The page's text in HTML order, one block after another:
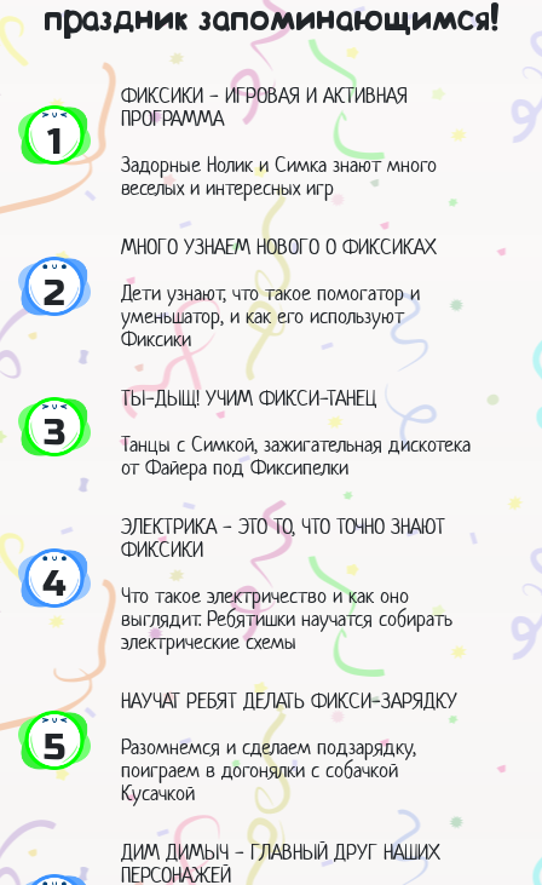
праздник запоминающимся!
1
ФИКСИКИ - ИГРОВАЯ И АКТИВНАЯ
ПРОГРАММА
Задорные Нолик и Симка знают много
веселых и интересных игр
2
МНОГО УЗНАЕМ НОВОГО О ФИКСИКАХ
Дети узнают, что такое помогатор и
уменьшатор, и как его используют
Фиксики
3
ТЫ-ДЫЩ! УЧИМ ФИКСИ-ТАНЕЦ
Танцы с Симкой, зажигательная дискотека
от Файера под Фиксипелки
4
ЭЛЕКТРИКА - ЭТО ТО, ЧТО ТОЧНО ЗНАЮТ
ФИКСИКИ
Что такое электричество и как оно
выглядит. Ребятишки научатся собирать
электрические схемы
5
НАУЧАТ РЕБЯТ ДЕЛАТЬ ФИКСИ-ЗАРЯДКУ
Разомнемся и сделаем подзарядку,
поиграем в догонялки с собачкой
Кусачкой
ДИМ ДИМЫЧ - ГЛАВНЫЙ ДРУГ НАШИХ
ПЕРСОНАЖЕЙ